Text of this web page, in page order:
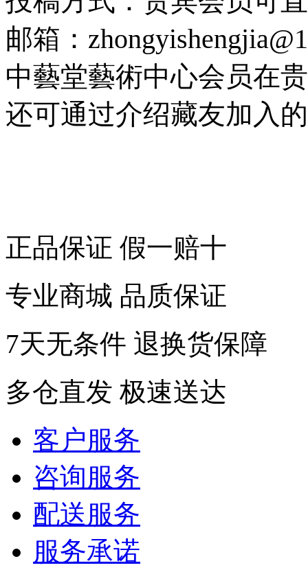
邮箱：
中藝堂藝術中心会员在
还可通过介绍藏友加入
正品保证 假一赔十
专业商城 品质保证
7天无条件 退换货保障
多仓直发 极速送达
客户服务
咨询服务
配送服务
服务承诺